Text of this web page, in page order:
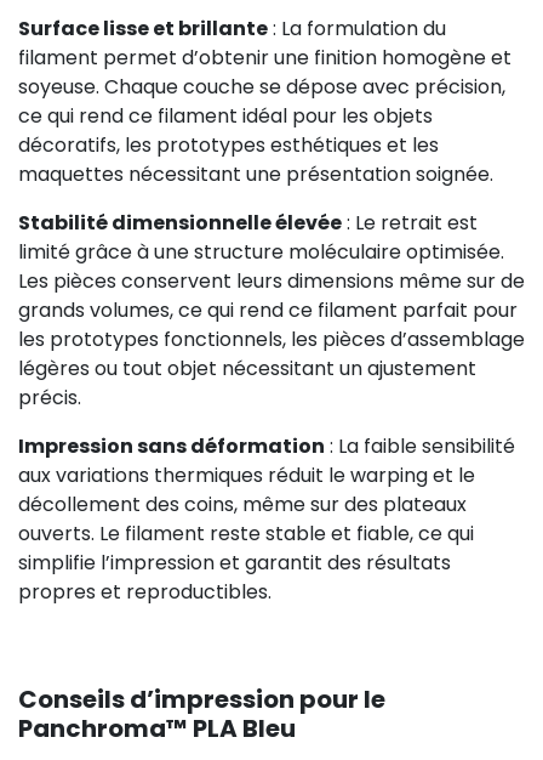
Surface lisse et brillante: La formulation du
filament permet d’obtenir une finition homogène et
soyeuse. Chaque couche se dépose avec précision,
ce qui rend ce filament idéal pour les objets
décoratifs, les prototypes esthétiques et les
maquettes nécessitant une présentation soignée.
Stabilité dimensionnelle élevée: Le retrait est
limité grâce à une structure moléculaire optimisée.
Les pièces conservent leurs dimensions même sur de
grands volumes, ce qui rend ce filament parfait pour
les prototypes fonctionnels, les pièces d’assemblage
légères ou tout objet nécessitant un ajustement
précis.
Impression sans déformation : La faible sensibilité
aux variations thermiques réduit le warping et le
décollement des coins, même sur des plateaux
ouverts. Le filament reste stable et fiable, ce qui
simplifie l’impression et garantit des résultats
propres et reproductibles.
Conseils d’impression pour le
Panchroma™ PLA Bleu